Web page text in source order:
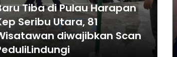
Tiba di Pulau Harapan
Seribu Utara, 81
diwajibkan Scan